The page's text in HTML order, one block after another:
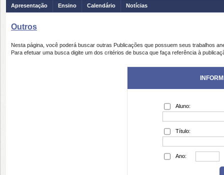
Apresentação Ensino Calendário Notícias
Outros
Nesta página, você poderá buscar outras Publicações que possuem seus trabalhos
Para efetuar uma busca digite um dos critérios de busca que faça referência à
Aluno:
Título:
Ano: